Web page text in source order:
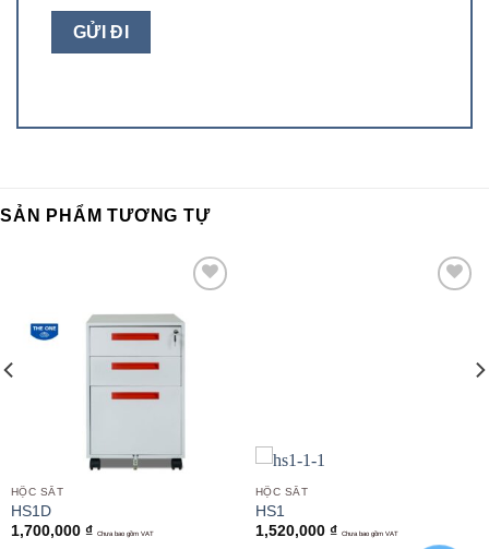
SẢN PHẨM TƯƠNG TỰ
wishlist
HỘC SẮT
HS1D
1,700,000 ₫ Chưa bao gồm VAT
HỘC SẮT
HS1
1,520,000 ₫ Chưa bao gồm VAT